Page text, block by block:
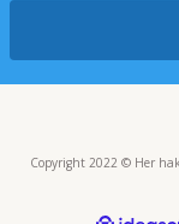
Copyright 2022 © Her